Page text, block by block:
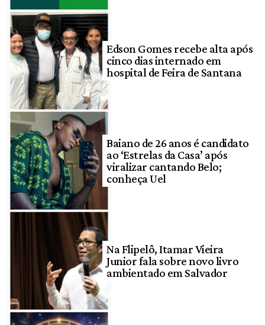
Edson Gomes recebe alta após
cinco dias internado em
hospital de Feira de Santana
Baiano de 26 anos é candidato
ao ‘Estrelas da Casa’ após
viralizar cantando Belo;
conheça Uel
Na Flipelô, Itamar Vieira
Junior fala sobre novo livro
ambientado em Salvador